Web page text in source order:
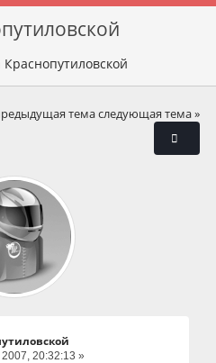
тема следующая тема »
20:32:13 »